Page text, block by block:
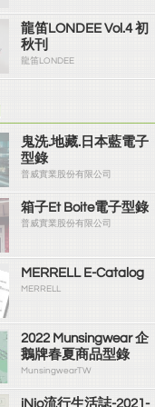
龍笛LONDEE Vol.4 初
秋刊
龍笛LONDEE
鬼洗.地藏.日本藍電子
型錄
普威實業股份有限公司
箱子Et Boite電子型錄
普威實業股份有限公司
MERRELL E-Catalog
MERRELL
2022 Munsingwear 企
鵝牌春夏商品型錄
MunsingwearTW
iNio流行生活誌-2021-